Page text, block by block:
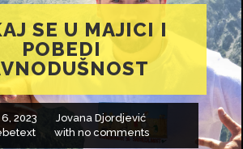
SE U MAJICI I
POBEDI
2023
Jovana Djordjević
with no comments